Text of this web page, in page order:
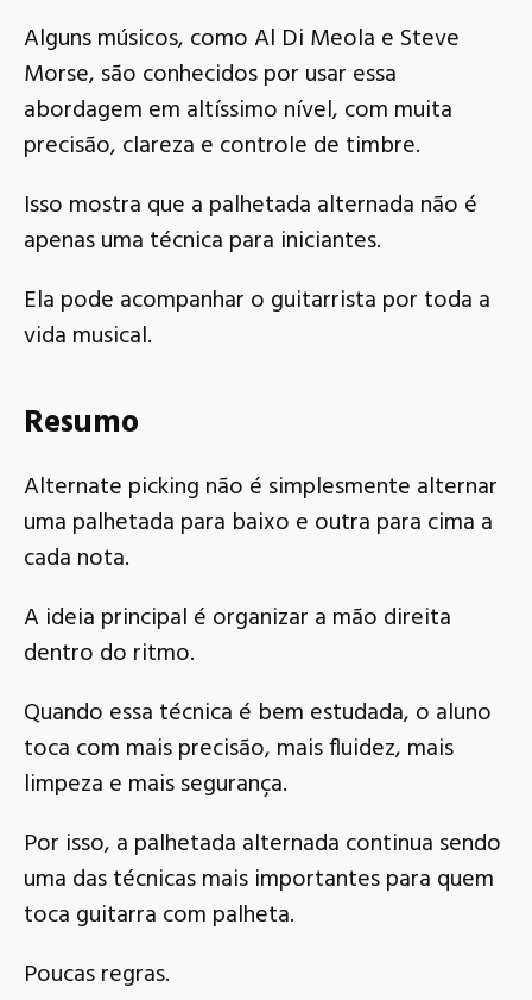
Alguns músicos, como Al Di Meola e Steve
Morse, são conhecidos por usar essa
abordagem em altíssimo nível, com muita
precisão, clareza e controle de timbre.
Isso mostra que a palhetada alternada não é
apenas uma técnica para iniciantes.
Ela pode acompanhar o guitarrista por toda a
vida musical.
Resumo
Alternate picking não é simplesmente alternar
uma palhetada para baixo e outra para cima a
cada nota.
A ideia principal é organizar a mão direita
dentro do ritmo.
Quando essa técnica é bem estudada, o aluno
toca com mais precisão, mais fluidez, mais
limpeza e mais segurança.
Por isso, a palhetada alternada continua sendo
uma das técnicas mais importantes para quem
toca guitarra com palheta.
Poucas regras.